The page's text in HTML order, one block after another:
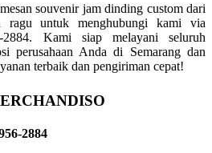
souvenir jam dinding custom dari
ragu untuk menghubungi kami via
Kami siap melayani seluruh
perusahaan Anda di Semarang dan
terbaik dan pengiriman cepat!
2884